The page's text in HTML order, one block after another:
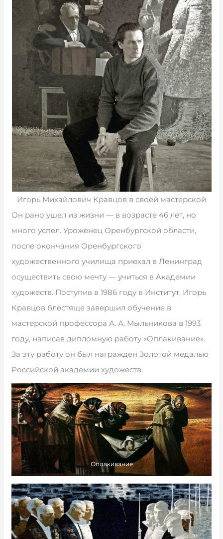
Игорь Михайлович Кравцов в своей мастерской
Он рано ушел из жизни — в возрасте 46 лет, но
много успел. Уроженец Оренбургской области,
после окончания Оренбургского
художественного училища приехал в Ленинград
осуществить свою мечту — учиться в Академии
художеств. Поступив в 1986 году в Институт, Игорь
Кравцов блестяще завершил обучение в
мастерской профессора А. А. Мыльникова в 1993
году, написав дипломную работу «Оплакивание».
За эту работу он был награжден Золотой медалью
Российской академии художеств.
Оплакивание